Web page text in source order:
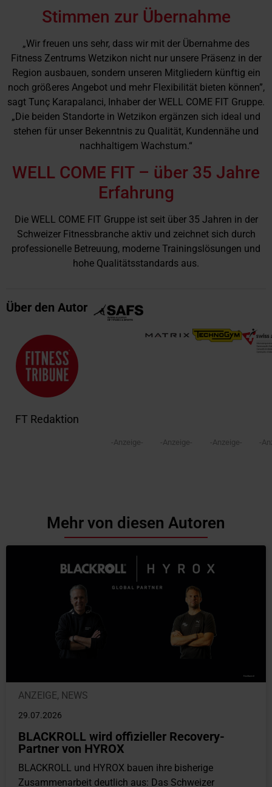
Stimmen zur Übernahme
„Wir freuen uns sehr, dass wir mit der Übernahme des
Fitness Zentrums Wetzikon nicht nur unsere Präsenz in der
Region ausbauen, sondern unseren Mitgliedern künftig ein
noch größeres Angebot und mehr Flexibilität bieten können”,
sagt Tunç Karapalanci, Inhaber der WELL COME FIT Gruppe.
„Die beiden Standorte in Wetzikon ergänzen sich ideal und
stehen für unser Bekenntnis zu Qualität, Kundennähe und
nachhaltigem Wachstum.“
WELL COME FIT – über 35 Jahre
Erfahrung
Die WELL COME FIT Gruppe ist seit über 35 Jahren in der
Schweizer Fitnessbranche aktiv und zeichnet sich durch
professionelle Betreuung, moderne Trainingslösungen und
hohe Qualitätsstandards aus.
Über den Autor
FT Redaktion
-Anzeige- -Anzeige- -Anzeige- -
Mehr von diesen Autoren
ANZEIGE, NEWS
29.07.2026
BLACKROLL wird offizieller Recovery-
Partner von HYROX
BLACKROLL und HYROX bauen ihre bisherige
Zusammenarbeit deutlich aus: Das Schweizer